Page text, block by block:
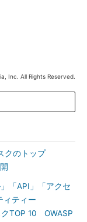
Inc. All Rights Reserved.
クのトップ
「API」「アクセ
ィティー
クTOP 10 OWASP